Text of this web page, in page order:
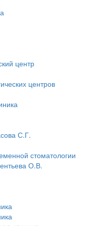
центр
центров
С.Г.
стоматологии
О.В.